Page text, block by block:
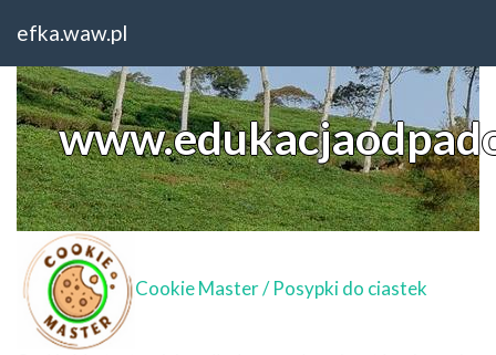
efka.waw.pl
Cookie Master / Posypki do ciastek